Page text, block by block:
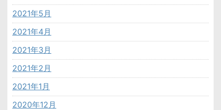
2021年5月
2021年4月
2021年3月
2021年2月
2021年1月
2020年12月